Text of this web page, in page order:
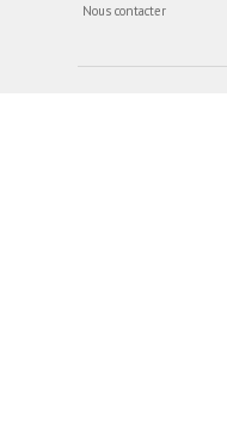
Nous contacter